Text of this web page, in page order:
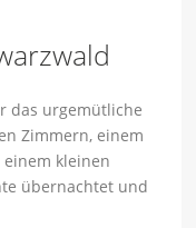
das urgemütliche
Zimmern, einem
kleinen
übernachtet und